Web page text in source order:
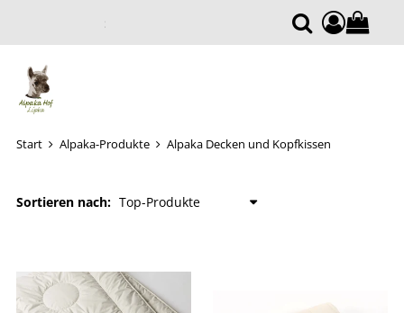
Suche
Start Alpaka-Produkte Alpaka Decken und Kopfkissen
Sortieren nach: